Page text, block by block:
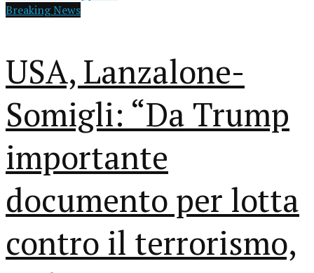
Breaking News
USA, Lanzalone-
Somigli: “Da Trump
importante
documento per lotta
contro il terrorismo,